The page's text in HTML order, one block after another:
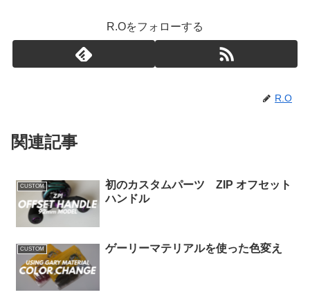
R.Oをフォローする
R.O
関連記事
CUSTOM
初のカスタムパーツ ZIP オフセット
ハンドル
CUSTOM ゲーリーマテリアルを使った色変え